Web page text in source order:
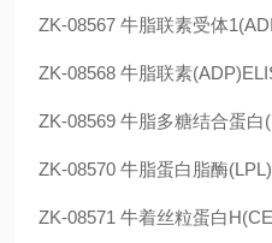
ZK-08567 牛脂联素受体
ZK-08568 牛脂联素
ZK-08569 牛脂多糖结合蛋白
ZK-08570 牛脂蛋白脂酶
ZK-08571 牛着丝粒蛋白